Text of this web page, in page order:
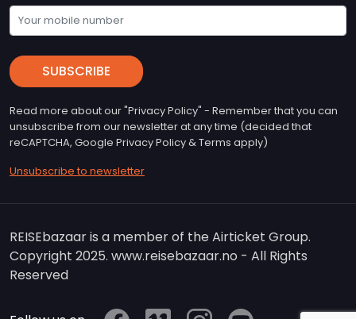
SUBSCRIBE
Read more about our "Privacy Policy" - Remember that you can
unsubscribe from our newsletter at any time (decided that
reCAPTCHA, Google Privacy Policy & Terms apply)
Unsubscribe to newsletter
REISEbazaar is a member of the Airticket Group.
Copyright 2025. www.reisebazaar.no - All Rights
Reserved